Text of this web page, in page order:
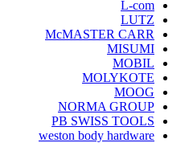
L-com
LUTZ
McMASTER CARR
MISUMI
MOBIL
MOLYKOTE
MOOG
NORMA GROUP
PB SWISS TOOLS
weston body hardware